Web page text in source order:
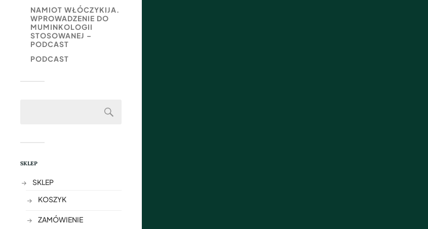
NAMIOT WŁÓCZYKIJA.
WPROWADZENIE DO
MUMINKOLOGII
STOSOWANEJ –
PODCAST
PODCAST
SKLEP
SKLEP
KOSZYK
ZAMÓWIENIE